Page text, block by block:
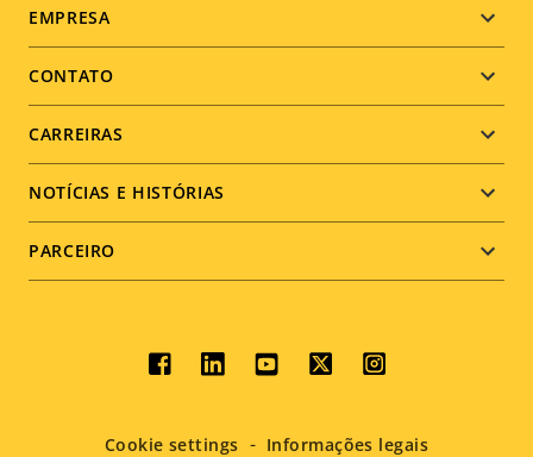
Footer
menu
EMPRESA
CONTATO
CARREIRAS
NOTÍCIAS E HISTÓRIAS
PARCEIRO
Social
menu
Cookie settings Informações legais